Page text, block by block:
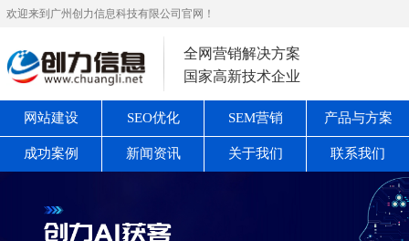
欢迎来到广州创力信息科技有限公司官网！
全网营销解决方案
国家高新技术企业
网站建设 SEO优化 SEM营销 产品与方案
成功案例 新闻资讯 关于我们 联系我们